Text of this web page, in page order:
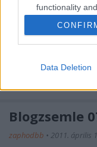
functionality
Data Deletion
A hosszú húsvéti
nyuszik hozzák
vagy csokitojást
finom és
Blogzsemle
zaphodbb • 2011. április